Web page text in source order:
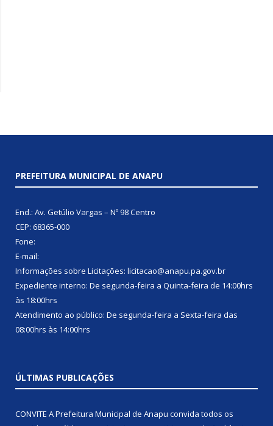
PREFEITURA MUNICIPAL DE ANAPU
End.: Av. Getúlio Vargas – Nº 98 Centro
CEP: 68365-000
Fone:
E-mail:
Informações sobre Licitações: licitacao@anapu.pa.gov.br
Expediente interno: De segunda-feira a Quinta-feira de 14:00hrs
às 18:00hrs
Atendimento ao público: De segunda-feira a Sexta-feira das
08:00hrs às 14:00hrs
ÚLTIMAS PUBLICAÇÕES
CONVITE A Prefeitura Municipal de Anapu convida todos os